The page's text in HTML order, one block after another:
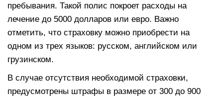
пребывания. Такой полис покроет расходы на
лечение до 5000 долларов или евро. Важно
отметить, что страховку можно приобрести на
одном из трех языков: русском, английском или
грузинском.
В случае отсутствия необходимой страховки,
предусмотрены штрафы в размере от 300 до 900